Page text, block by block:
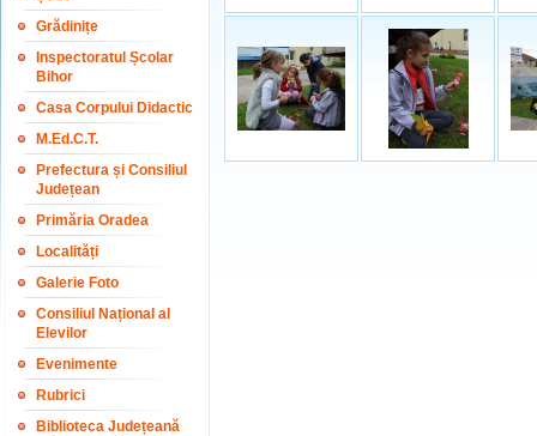
Grădinițe
Inspectoratul Școlar
Bihor
Casa Corpului Didactic
M.Ed.C.T.
Prefectura și Consiliul
Județean
Primăria Oradea
Localități
Galerie Foto
Consiliul Național al
Elevilor
Evenimente
Rubrici
Biblioteca Județeană